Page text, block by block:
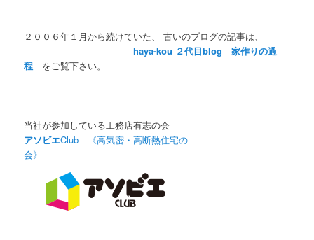
２００６年１月から続けていた、 古いのブログの記事は、
haya-kou ２代目blog 家作りの過
程 をご覧下さい。
当社が参加している工務店有志の会
アソビエClub 《高気密・高断熱住宅の
会》